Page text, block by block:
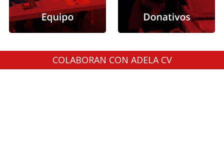
COLABORAN CON ADELA CV